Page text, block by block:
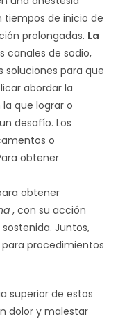
tiempos de inicio de
prolongadas. La
canales de sodio,
soluciones para que
abordar la
que lograr o
desafío. Los
o
obtener
obtener
, con su acción
Juntos,
procedimientos
superior de estos
dolor y malestar